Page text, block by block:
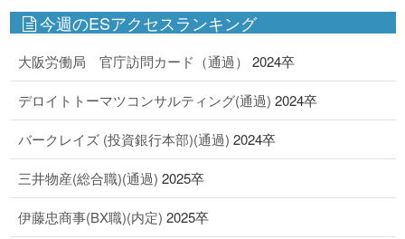
今週のESアクセスランキング
大阪労働局 官庁訪問カード（通過） 2024卒
デロイトトーマツコンサルティング(通過) 2024卒
バークレイズ (投資銀行本部)(通過) 2024卒
三井物産(総合職)(通過) 2025卒
伊藤忠商事(BX職)(内定) 2025卒